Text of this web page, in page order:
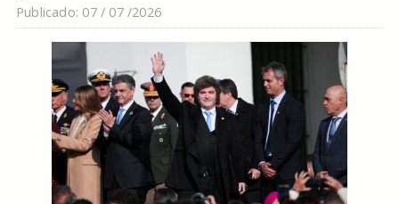
Publicado: 07 / 07 /2026